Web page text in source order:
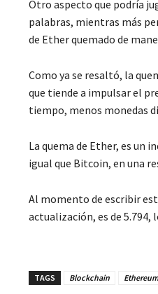
Otro aspecto que podría
palabras, mientras más
de Ether quemado de
Como ya se resaltó, la
que tiende a impulsar el
tiempo, menos monedas
La quema de Ether, es un
igual que Bitcoin, en una
Al momento de escribir
actualización, es de 5.794,
TAGS Blockchain Ethereum